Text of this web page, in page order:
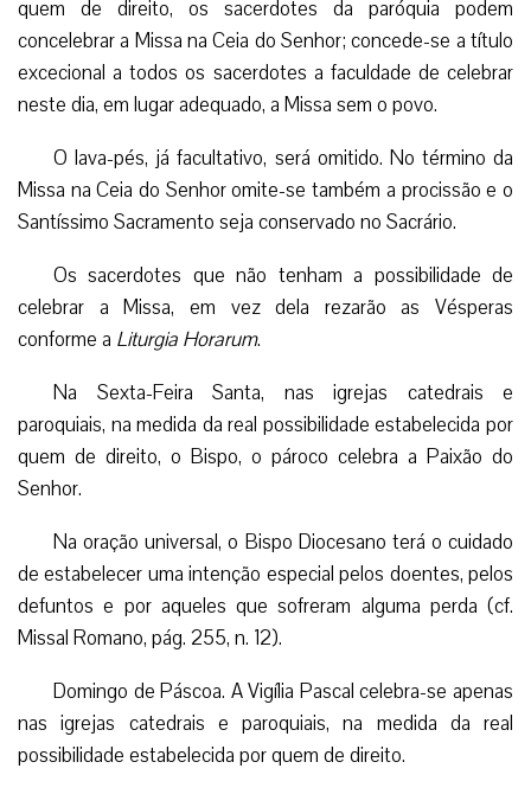
quem de direito, os sacerdotes da paróquia podem
concelebrar a Missa na Ceia do Senhor; concede-se a título
excecional a todos os sacerdotes a faculdade de celebrar
neste dia, em lugar adequado, a Missa sem o povo.
O lava-pés, já facultativo, será omitido. No término da
Missa na Ceia do Senhor omite-se também a procissão e o
Santíssimo Sacramento seja conservado no Sacrário.
Os sacerdotes que não tenham a possibilidade de
celebrar a Missa, em vez dela rezarão as Vésperas
conforme a Liturgia Horarum.
Na Sexta-Feira Santa, nas igrejas catedrais e
paroquiais, na medida da real possibilidade estabelecida por
quem de direito, o Bispo, o pároco celebra a Paixão do
Senhor.
Na oração universal, o Bispo Diocesano terá o cuidado
de estabelecer uma intenção especial pelos doentes, pelos
defuntos e por aqueles que sofreram alguma perda (cf.
Missal Romano, pág. 255, n. 12).
Domingo de Páscoa. A Vigília Pascal celebra-se apenas
nas igrejas catedrais e paroquiais, na medida da real
possibilidade estabelecida por quem de direito.